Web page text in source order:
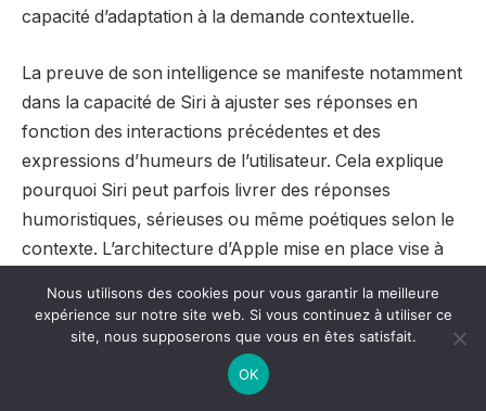
capacité d’adaptation à la demande contextuelle.
La preuve de son intelligence se manifeste notamment
dans la capacité de Siri à ajuster ses réponses en
fonction des interactions précédentes et des
expressions d’humeurs de l’utilisateur. Cela explique
pourquoi Siri peut parfois livrer des réponses
humoristiques, sérieuses ou même poétiques selon le
contexte. L’architecture d’Apple mise en place vise à
privée.
Les piliers techniques de l’intelligence
Nous utilisons des cookies pour vous garantir la meilleure
expérience sur notre site web. Si vous continuez à utiliser ce
site, nous supposerons que vous en êtes satisfait.
OK